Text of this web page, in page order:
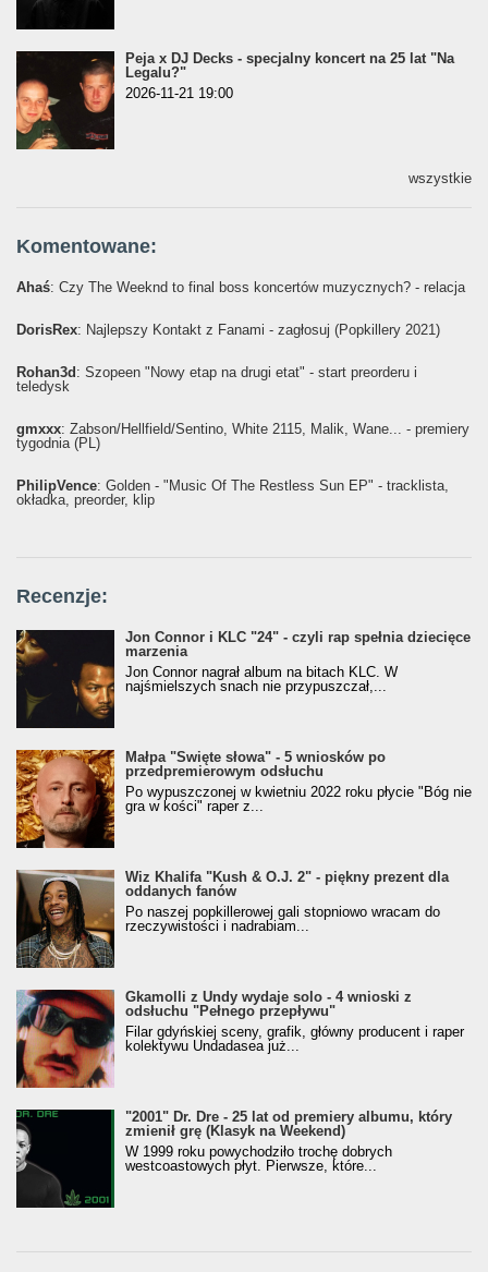
Peja x DJ Decks - specjalny koncert na 25 lat "Na
Legalu?"
2026-11-21 19:00
wszystkie
Komentowane:
Ahaś: Czy The Weeknd to final boss koncertów muzycznych? - relacja
DorisRex: Najlepszy Kontakt z Fanami - zagłosuj (Popkillery 2021)
Rohan3d : Szopeen "Nowy etap na drugi etat" - start preorderu i
teledysk
gmxxx: Żabson/Hellfield/Sentino, White 2115, Malik, Wane... - premiery
tygodnia (PL)
PhilipVence: Golden - "Music Of The Restless Sun EP" - tracklista,
okładka, preorder, klip
Recenzje:
Jon Connor i KLC "24" - czyli rap spełnia dziecięce
marzenia
Jon Connor nagrał album na bitach KLC. W
najśmielszych snach nie przypuszczał,...
Małpa "Święte słowa" - 5 wniosków po
przedpremierowym odsłuchu
Po wypuszczonej w kwietniu 2022 roku płycie "Bóg nie
gra w kości" raper z...
Wiz Khalifa "Kush & O.J. 2" - piękny prezent dla
oddanych fanów
Po naszej popkillerowej gali stopniowo wracam do
rzeczywistości i nadrabiam...
Gkamolli z Undy wydaje solo - 4 wnioski z
odsłuchu "Pełnego przepływu"
Filar gdyńskiej sceny, grafik, główny producent i raper
kolektywu Undadasea już...
"2001" Dr. Dre - 25 lat od premiery albumu, który
zmienił grę (Klasyk na Weekend)
W 1999 roku powychodziło trochę dobrych
westcoastowych płyt. Pierwsze, które...